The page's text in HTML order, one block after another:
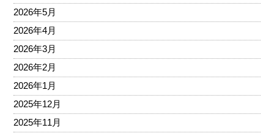
2026年5月
2026年4月
2026年3月
2026年2月
2026年1月
2025年12月
2025年11月